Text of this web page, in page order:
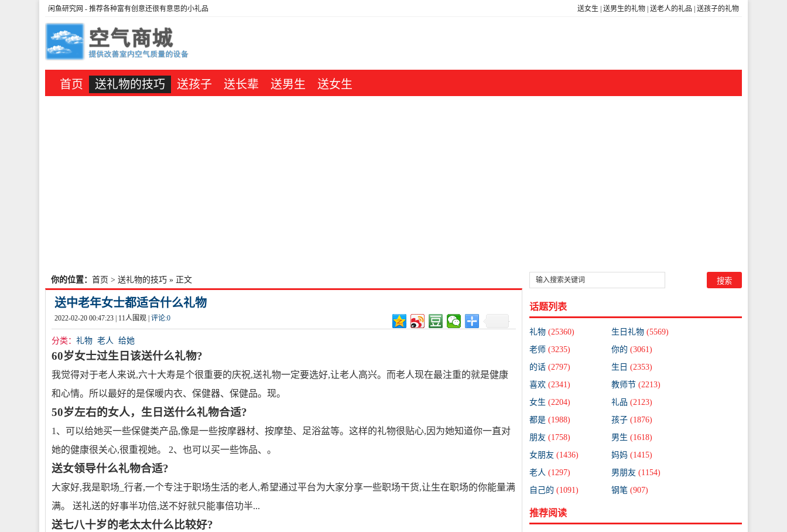
送女生 送男生的礼物 送老人的礼品 送孩子的礼物
闲鱼研究网 - 推荐各种富有创意还很有意思的小礼品
首页 送礼物的技巧 送孩子 送长辈 送男生 送女生
你的位置： 首页 > 送礼物的技巧 » 正文
送中老年女士都适合什么礼物
2022-02-20 00:47:23 | 11人围观 | 评论:0
分类： 礼物 老人 给她
60岁女士过生日该送什么礼物?
我觉得对于老人来说,六十大寿是个很重要的庆祝,送礼物一定要选好,让老人高兴。而老人现在最注重的就是健康
和心情。所以最好的是保暖内衣、保健器、保健品。现。
50岁左右的女人，生日送什么礼物合适?
1、可以给她买一些保健类产品,像是一些按摩器材、按摩垫、足浴盆等。这样的礼物很贴心,因为她知道你一直对
她的健康很关心,很重视她。 2、也可以买一些饰品、。
送女领导什么礼物合适?
大家好,我是职场_行者,一个专注于职场生活的老人,希望通过平台为大家分享一些职场干货,让生在职场的你能量满
满。 送礼送的好事半功倍,送不好就只能事倍功半...
送七八十岁的老太太什么比较好?
话题列表
礼物 (25360) 生日礼物 (5569)
老师 (3235) 你的 (3061)
的话 (2797) 生日 (2353)
喜欢 (2341) 教师节 (2213)
女生 (2204) 礼品 (2123)
都是 (1988) 孩子 (1876)
朋友 (1758) 男生 (1618)
女朋友 (1436) 妈妈 (1415)
老人 (1297) 男朋友 (1154)
自己的 (1091) 钢笔 (907)
推荐阅读